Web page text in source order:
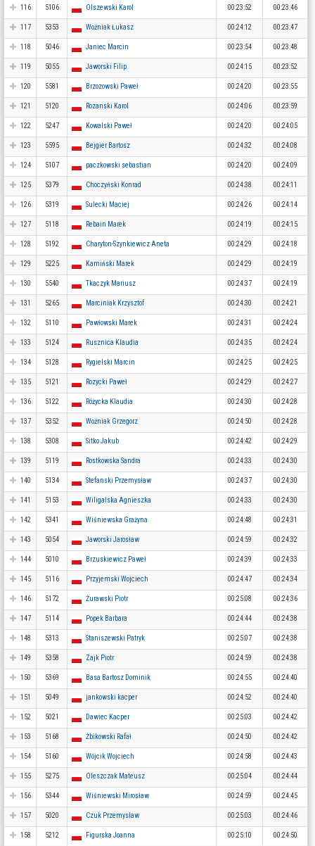
116 5106 Olszewski Karol 00:23:52 00:23:46
117 5353 Woźniak Łukasz 00:24:12 00:23:47
118 5046 Janiec Marcin 00:23:54 00:23:48
119 5055 Jaworski Filip 00:24:15 00:23:52
120 5581 Brzozowski Paweł 00:24:20 00:23:55
121 5120 Rozanski Karol 00:24:06 00:23:59
122 5247 Kowalski Paweł 00:24:20 00:24:05
123 5595 Bejgier Bartosz 00:24:32 00:24:08
124 5107 paczkowski sebastian 00:24:20 00:24:09
125 5379 Choczyński Konrad 00:24:38 00:24:11
126 5319 Sulecki Maciej 00:24:26 00:24:14
127 5118 Rebain Marek 00:24:19 00:24:15
128 5192 Charyton-Szynkiewicz Aneta 00:24:29 00:24:18
129 5225 Kamiński Marek 00:24:29 00:24:19
130 5540 Tkaczyk Mariusz 00:24:37 00:24:19
131 5265 Marciniak Krzysztof 00:24:30 00:24:21
132 5110 Pawłowski Marek 00:24:31 00:24:24
133 5124 Rusznica Klaudia 00:24:35 00:24:24
134 5128 Rygielski Marcin 00:24:25 00:24:25
135 5121 Rozycki Paweł 00:24:29 00:24:27
136 5122 Różycka Klaudia 00:24:30 00:24:28
137 5352 Woźniak Grzegorz 00:24:50 00:24:28
138 5308 Sitko Jakub 00:24:42 00:24:29
139 5119 Rostkowska Sandra 00:24:33 00:24:30
140 5134 Stefanski Przemysław 00:24:37 00:24:30
141 5153 Wiligalska Agnieszka 00:24:33 00:24:30
142 5341 Wiśniewska Grażyna 00:24:48 00:24:31
143 5054 Jaworski Jarosław 00:24:59 00:24:32
144 5010 Brzuskiewicz Paweł 00:24:39 00:24:33
145 5116 Przyjemski Wojciech 00:24:47 00:24:34
146 5172 Żurawski Piotr 00:25:08 00:24:36
147 5114 Popek Barbara 00:24:44 00:24:38
148 5313 Staniszewski Patryk 00:25:07 00:24:38
149 5358 Zajk Piotr 00:24:59 00:24:38
150 5369 Basa Bartosz Dominik 00:24:55 00:24:40
151 5049 jankowski kacper 00:24:52 00:24:40
152 5021 Dawiec Kacper 00:25:03 00:24:42
153 5168 Żbikowski Rafał 00:24:50 00:24:42
154 5160 Wójcik Wojciech 00:24:58 00:24:43
155 5275 Oleszczak Mateusz 00:25:04 00:24:44
156 5344 Wiśniewski Mirosław 00:24:59 00:24:45
157 5020 Czuk Przemyslaw 00:25:03 00:24:46
158 5212 Figurska Joanna 00:25:10 00:24:50